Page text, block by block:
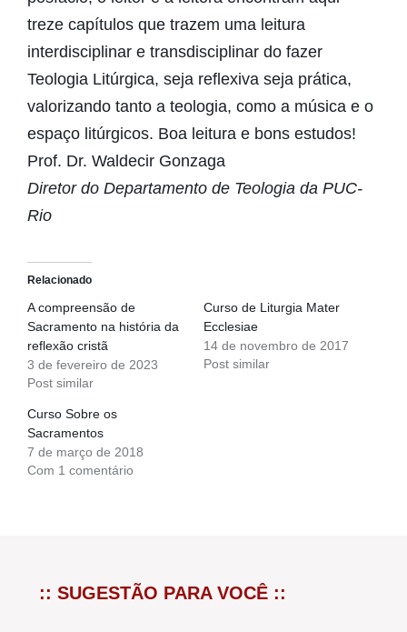
treze capítulos que trazem uma leitura
interdisciplinar e transdisciplinar do fazer
Teologia Litúrgica, seja reflexiva seja prática,
valorizando tanto a teologia, como a música e o
espaço litúrgicos. Boa leitura e bons estudos!
Prof. Dr. Waldecir Gonzaga
Diretor do Departamento de Teologia da PUC-
Rio
Relacionado
A compreensão de
Sacramento na história da
reflexão cristã
3 de fevereiro de 2023
Post similar
Curso de Liturgia Mater
Ecclesiae
14 de novembro de 2017
Post similar
Curso Sobre os
Sacramentos
7 de março de 2018
Com 1 comentário
:: SUGESTÃO PARA VOCÊ ::